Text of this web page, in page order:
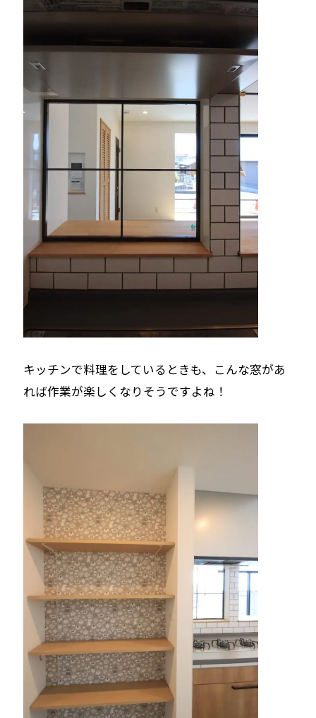
キッチンで料理をしているときも、こんな窓があ
れば作業が楽しくなりそうですよね！